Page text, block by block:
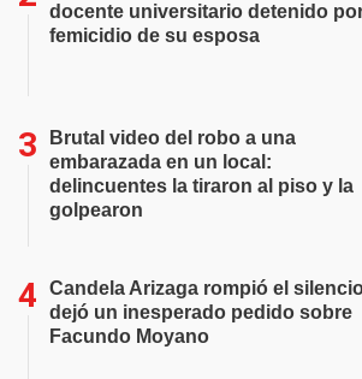
docente universitario detenido por
femicidio de su esposa
Brutal video del robo a una
embarazada en un local:
delincuentes la tiraron al piso y la
golpearon
Candela Arizaga rompió el
dejó un inesperado pedido sobre
Facundo Moyano